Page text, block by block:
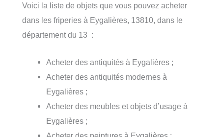
Voici la liste de objets que vous pouvez acheter
dans les friperies à Eygalières, 13810, dans le
département du 13 :
Acheter des antiquités à Eygalières ;
Acheter des antiquités modernes à
Eygalières ;
Acheter des meubles et objets d’usage à
Eygalières ;